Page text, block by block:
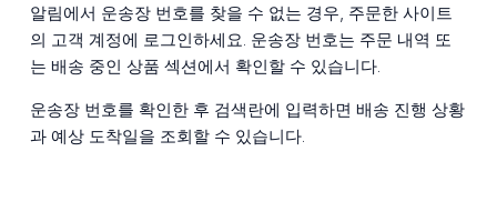
알림에서 운송장 번호를 찾을 수 없는 경우, 주문한 사이트
의 고객 계정에 로그인하세요. 운송장 번호는 주문 내역 또
는 배송 중인 상품 섹션에서 확인할 수 있습니다.
운송장 번호를 확인한 후 검색란에 입력하면 배송 진행 상황
과 예상 도착일을 조회할 수 있습니다.